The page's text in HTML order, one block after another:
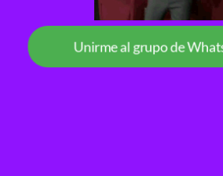
Unirme al grupo de